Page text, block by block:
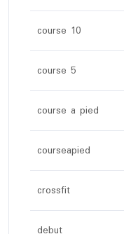
course 10
course 5
course a pied
courseapied
crossfit
debut